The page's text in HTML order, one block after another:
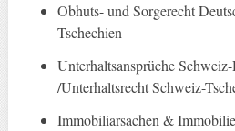
Obhuts- und Sorgerecht
Tschechien
Unterhaltsansprüche
/Unterhaltsrecht Schweiz-
Immobiliarsachen &